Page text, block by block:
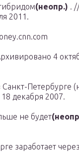
(неопр.) .
2011.
4
Петербурге
декабря 2007.
не будет
заработает